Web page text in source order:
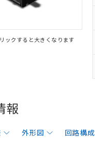
ックすると大きくなります
報
外形図 回路構成